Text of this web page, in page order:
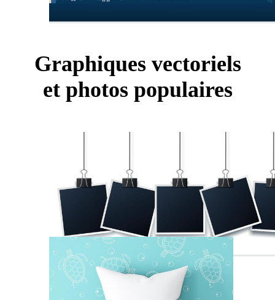
Graphiques vectoriels
et photos populaires